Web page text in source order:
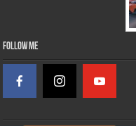
Follow Me